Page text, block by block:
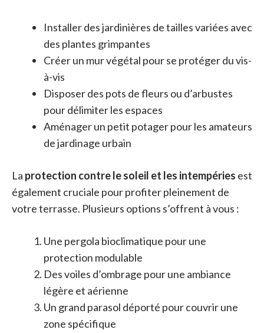
Installer des jardinières de tailles variées avec
des plantes grimpantes
Créer un mur végétal pour se protéger du vis-
à-vis
Disposer des pots de fleurs ou d’arbustes
pour délimiter les espaces
Aménager un petit potager pour les amateurs
de jardinage urbain
La protection contre le soleil et les intempéries est
également cruciale pour profiter pleinement de
votre terrasse. Plusieurs options s’offrent à vous :
Une pergola bioclimatique pour une
protection modulable
Des voiles d’ombrage pour une ambiance
légère et aérienne
Un grand parasol déporté pour couvrir une
zone spécifique